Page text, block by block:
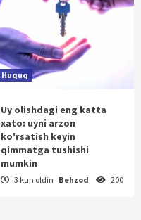
Huquq
Uy olishdagi eng katta
xato: uyni arzon
ko'rsatish keyin
qimmatga tushishi
mumkin
3 kun oldin Behzod 200